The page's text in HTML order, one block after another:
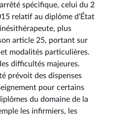
spécifique, celui du 2
relatif au diplôme d'État
plus
article 25, portant sur
et modalités particulières.
difficultés majeures.
prévoit des dispenses
pour certains
du domaine de la
les infirmiers, les